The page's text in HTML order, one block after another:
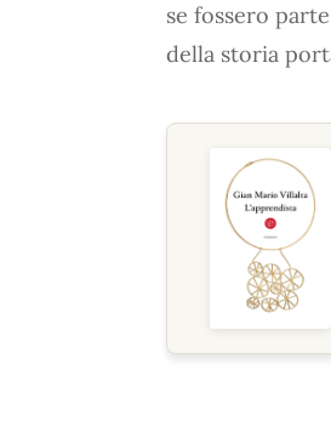
se fossero
della storia